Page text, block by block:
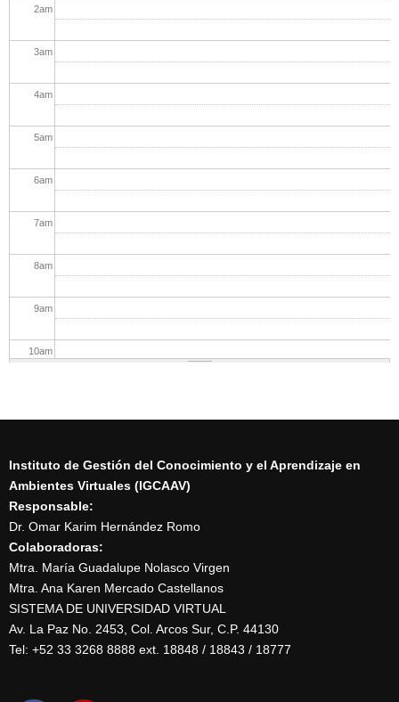
2am
3am
4am
5am
6am
7am
8am
9am
10am
1
2
pm
4pm
5pm
Instituto de Gestión del Conocimiento y el Aprendizaje en
Ambientes Virtuales (IGCAAV)
Responsable:
Dr. Omar Karim Hernández Romo
Colaboradoras:
Mtra. María Guadalupe Nolasco Virgen
Mtra. Ana Karen Mercado Castellanos
SISTEMA DE UNIVERSIDAD VIRTUAL
Av. La Paz No. 2453, Col. Arcos Sur, C.P. 44130
Tel: +52 33 3268 8888‏ ext. 18848 / 18843 / 18777